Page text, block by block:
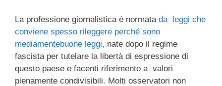
La professione giornalistica è normata da leggi che
conviene spesso rileggere perché sono
mediamentebuone leggi, nate dopo il regime
fascista per tutelare la libertà di espressione di
questo paese e facenti riferimento a valori
pienamente condivisibili. Molti osservatori non